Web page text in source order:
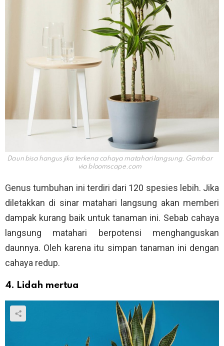
Daun bisa hangus jika terkena cahaya matahari langsung. Gambar
via bloomscape.com
Genus tumbuhan ini terdiri dari 120 spesies lebih. Jika
diletakkan di sinar matahari langsung akan memberi
dampak kurang baik untuk tanaman ini. Sebab cahaya
langsung matahari berpotensi menghanguskan
daunnya. Oleh karena itu simpan tanaman ini dengan
cahaya redup.
4. Lidah mertua